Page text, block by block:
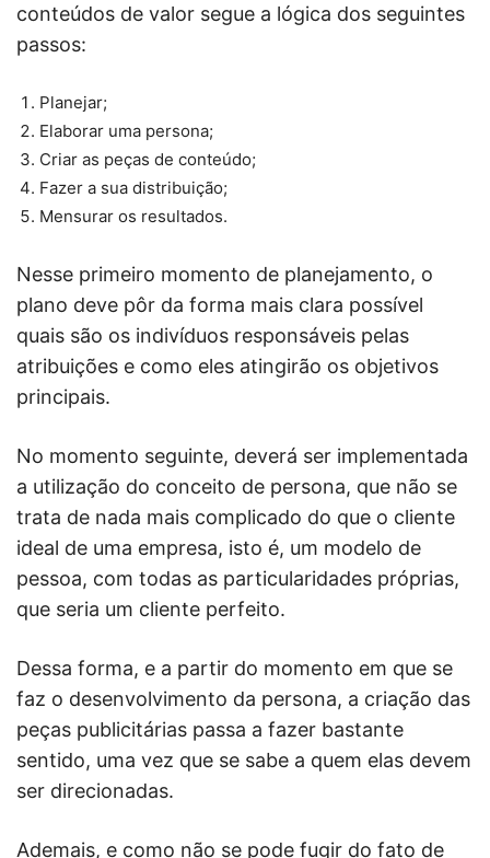
conteúdos de valor segue a lógica dos seguintes
passos:
Planejar;
Elaborar uma persona;
Criar as peças de conteúdo;
Fazer a sua distribuição;
Mensurar os resultados.
Nesse primeiro momento de planejamento, o
plano deve pôr da forma mais clara possível
quais são os indivíduos responsáveis pelas
atribuições e como eles atingirão os objetivos
principais.
No momento seguinte, deverá ser implementada
a utilização do conceito de persona, que não se
trata de nada mais complicado do que o cliente
ideal de uma empresa, isto é, um modelo de
pessoa, com todas as particularidades próprias,
que seria um cliente perfeito.
Dessa forma, e a partir do momento em que se
faz o desenvolvimento da persona, a criação das
peças publicitárias passa a fazer bastante
sentido, uma vez que se sabe a quem elas devem
ser direcionadas.
Ademais, e como não se pode fugir do fato de